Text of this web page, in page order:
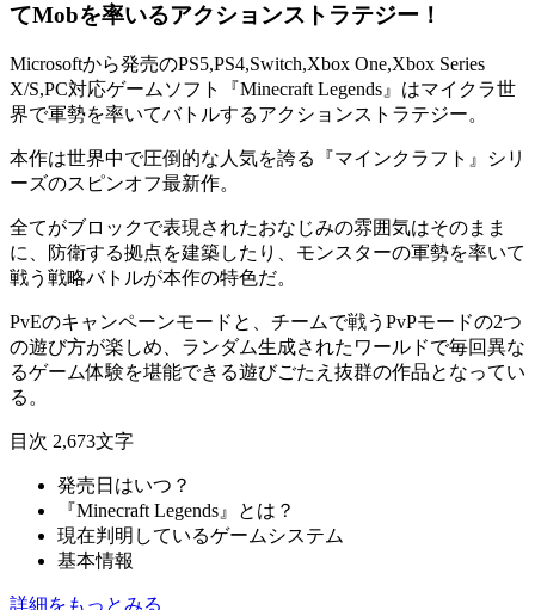
てMobを率いるアクションストラテジー！
Microsoftから発売のPS5,PS4,Switch,Xbox One,Xbox Series
X/S,PC対応ゲームソフト『Minecraft Legends』はマイクラ世
界で軍勢を率いてバトルするアクションストラテジー。
本作は世界中で圧倒的な人気を誇る『マインクラフト 』シリ
ーズのスピンオフ最新作。
全てがブロックで表現されたおなじみの雰囲気はそのまま
に、防衛する拠点を建築したり、モンスターの軍勢を率いて
戦う 戦略バトルが本作の特色だ。
PvEのキャンペーンモード と、チームで戦う PvPモードの2つ
の遊び方が楽しめ、ランダム生成されたワールドで毎回異な
るゲーム体験を堪能できる遊びごたえ抜群の作品となってい
る。
目次 2,673文字
発売日はいつ？
『Minecraft Legends』とは？
現在判明しているゲームシステム
基本情報
詳細をもっとみる